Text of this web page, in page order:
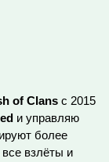
of Clans с 2015
и управляю
более
взлёты и